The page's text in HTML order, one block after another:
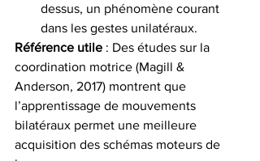
dessus, un phénomène courant
dans les gestes unilatéraux.
Référence utile : Des études sur la
coordination motrice (Magill &
Anderson, 2017) montrent que
l’apprentissage de mouvements
bilatéraux permet une meilleure
acquisition des schémas moteurs de